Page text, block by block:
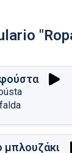
μπλουζάκι